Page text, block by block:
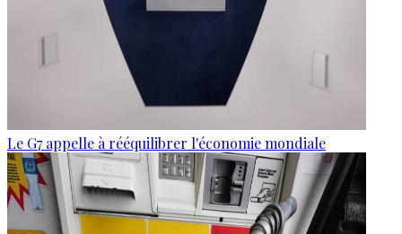
Le G7 appelle à rééquilibrer l'économie mondiale